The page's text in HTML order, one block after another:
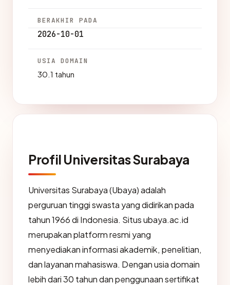
BERAKHIR PADA
2026-10-01
USIA DOMAIN
30.1 tahun
Profil Universitas Surabaya
Universitas Surabaya (Ubaya) adalah
perguruan tinggi swasta yang didirikan pada
tahun 1966 di Indonesia. Situs ubaya.ac.id
merupakan platform resmi yang
menyediakan informasi akademik, penelitian,
dan layanan mahasiswa. Dengan usia domain
lebih dari 30 tahun dan penggunaan sertifikat